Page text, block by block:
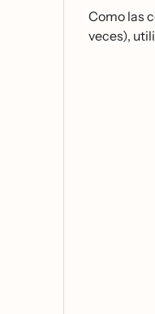
Como las
veces),